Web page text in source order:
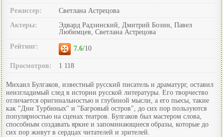
Режиссер:
Светлана Астрецова
Актеры:
Эдвард Радзинский, Дмитрий Бозин, Павел
Любимцев, Светлана Астрецова
Рейтинг:
7.6/10
Просмотров: 1 118
Михаил Булгаков, известный русский писатель и драматург, оставил
неизгладимый след в истории русской литературы. Его творчество
отличается оригинальностью и глубиной мысли, а его пьесы, такие
как "Дни Турбиных" и "Багровый остров", до сих пор пользуются
популярностью на сценах театров. Булгаков был мастером слова,
способным создавать яркие и запоминающиеся образы, которые до
сих пор живут в сердцах читателей и зрителей.